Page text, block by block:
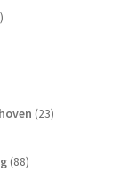
23izdelkov
88